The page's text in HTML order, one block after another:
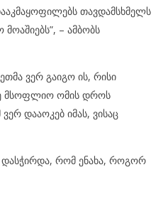
თავდამსხმელს
– ამბობს
ვერ გაიგო ის, რისი
მსოფლიო ომის დროს
დააოკებ იმას, ვისაც
დასჭირდა, რომ ენახა, როგორ